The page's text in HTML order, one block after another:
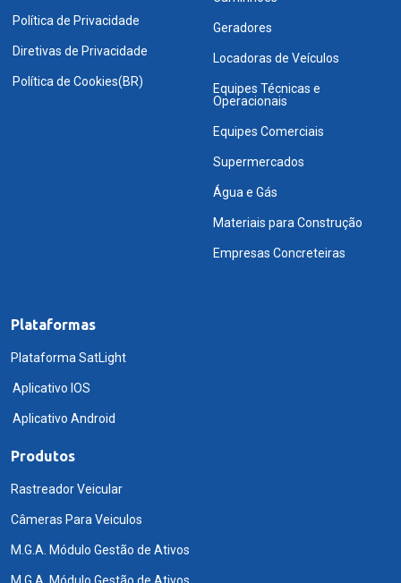
Política de Privacidade
Diretivas de Privacidade
Política de Cookies(BR)
Geradores
Locadoras de Veículos
Equipes Técnicas e
Operacionais
Equipes Comerciais
Supermercados
Água e Gás
Materiais para Construção
Empresas Concreteiras
Plataformas
Plataforma SatLight
Aplicativo IOS
Aplicativo Android
Produtos
Rastreador Veicular
Câmeras Para Veiculos
M.G.A. Módulo Gestão de Ativos